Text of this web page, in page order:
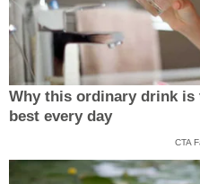
Why this ordinary drink
best every day
CTA